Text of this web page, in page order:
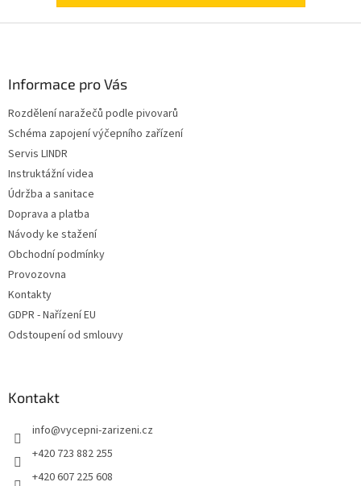
Informace pro Vás
Rozdělení naražečů podle pivovarů
Schéma zapojení výčepního zařízení
Servis LINDR
Instruktážní videa
Údržba a sanitace
Doprava a platba
Návody ke stažení
Obchodní podmínky
Provozovna
Kontakty
GDPR - Nařízení EU
Odstoupení od smlouvy
Kontakt
info@vycepni-zarizeni.cz
+420 723 882 255
+420 607 225 608